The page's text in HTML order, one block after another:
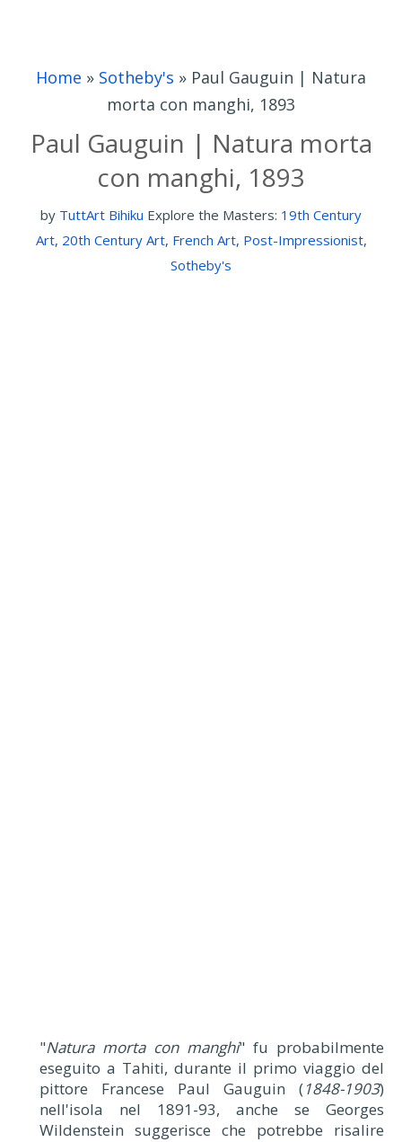
Home » Sotheby's » Paul Gauguin | Natura
morta con manghi, 1893
Paul Gauguin | Natura morta
con manghi, 1893
by TuttArt Bihiku Explore the Masters: 19th Century
Art, 20th Century Art, French Art, Post-Impressionist,
Sotheby's
"Natura morta con manghi" fu probabilmente
eseguito a Tahiti, durante il primo viaggio del
pittore Francese Paul Gauguin (1848-1903)
nell'isola nel 1891-93, anche se Georges
Wildenstein suggerisce che potrebbe risalire